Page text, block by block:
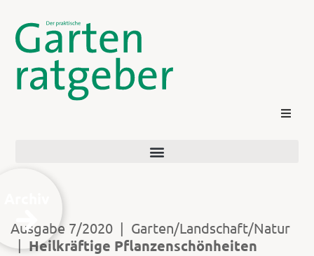
Ausgabe 7/2020 | Garten/Landschaft/Natur
| Heilkräftige Pflanzenschönheiten